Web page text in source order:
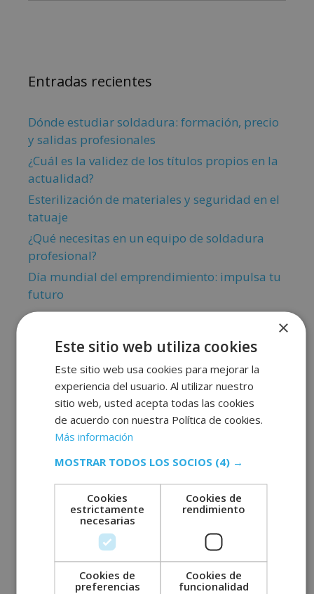
Entradas recientes
Dónde estudiar soldadura: formación, precio
y salidas profesionales
¿Cuál es la validez de los títulos propios en la
actualidad?
Esterilización de materiales y seguridad en el
tatuaje
¿Qué necesitas en un equipo de soldadura
profesional?
Día mundial del emprendimiento: impulsa tu
futuro
Comentarios recientes
junio 2026
mayo 2026
×
Este sitio web utiliza cookies
Este sitio web usa cookies para mejorar la
experiencia del usuario. Al utilizar nuestro
sitio web, usted acepta todas las cookies
de acuerdo con nuestra Política de cookies.
Más información
MOSTRAR TODOS LOS SOCIOS (4) →
Cookies
estrictamente
necesarias
Cookies de
rendimiento
Cookies de
preferencias
Cookies de
funcionalidad